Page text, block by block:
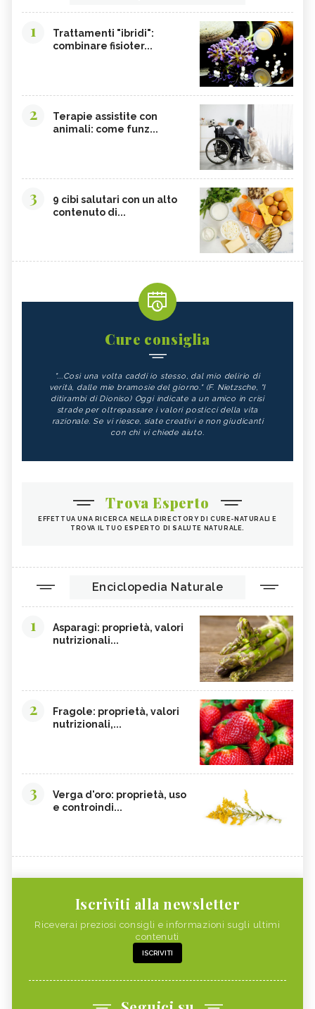
1
Trattamenti "ibridi":
combinare fisioter...
2
Terapie assistite con
animali: come funz...
3
9 cibi salutari con un alto
contenuto di...
Cure consiglia
"...Così una volta caddi io stesso, dal mio delirio di
verità, dalle mie bramosie del giorno." (F. Nietzsche, "I
ditirambi di Dioniso) Oggi indicate a un amico in crisi
strade per oltrepassare i valori posticci della vita
razionale. Se vi riesce, siate creativi e non giudicanti
con chi vi chiede aiuto.
Trova Esperto
EFFETTUA UNA RICERCA NELLA DIRECTORY DI CURE-NATURALI E
TROVA IL TUO ESPERTO DI SALUTE NATURALE.
Enciclopedia Naturale
1
Asparagi: proprietà, valori
nutrizionali...
2
Fragole: proprietà, valori
nutrizionali,...
3
Verga d'oro: proprietà, uso
e controindi...
Iscriviti alla newsletter
Riceverai preziosi consigli e informazioni sugli ultimi
contenuti
ISCRIVITI